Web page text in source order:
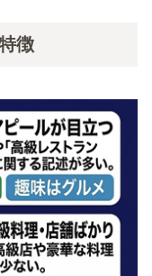
徴